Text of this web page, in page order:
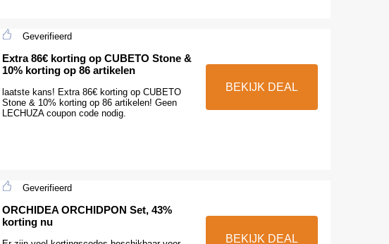
Geverifieerd
Extra 86€ korting op CUBETO Stone &
10% korting op 86 artikelen
laatste kans! Extra 86€ korting op CUBETO
Stone & 10% korting op 86 artikelen! Geen
LECHUZA coupon code nodig.
BEKIJK DEAL
Geverifieerd
ORCHIDEA ORCHIDPON Set, 43%
korting nu
BEKIJK DEAL